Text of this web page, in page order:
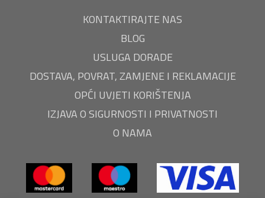
KONTAKTIRAJTE NAS
BLOG
USLUGA DORADE
DOSTAVA, POVRAT, ZAMJENE I REKLAMACIJE
OPĆI UVJETI KORIŠTENJA
IZJAVA O SIGURNOSTI I PRIVATNOSTI
O NAMA